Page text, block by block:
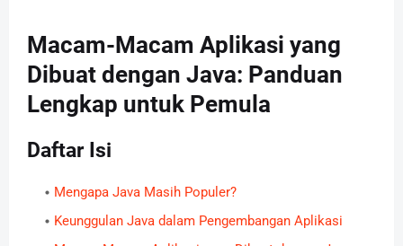
Macam-Macam Aplikasi yang
Dibuat dengan Java: Panduan
Lengkap untuk Pemula
Daftar Isi
Mengapa Java Masih Populer?
Keunggulan Java dalam Pengembangan Aplikasi